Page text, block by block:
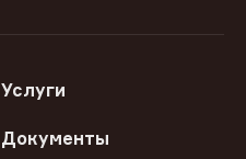
Услуги
Документы